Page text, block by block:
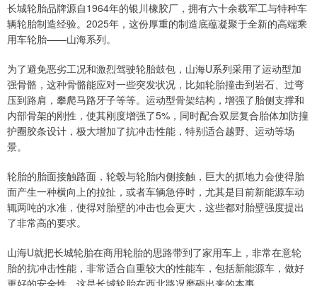
长城轮胎品牌源自1964年的银川橡胶厂，拥有六十余载军工与特种车
辆轮胎制造经验。2025年，这份厚重的制造底蕴凝聚于全新的高端乘
用车轮胎——山海系列。
为了避免恶劣工况和激烈驾驶轮胎鼓包，山海U系列采用了运动型加
强骨骼，这种骨骼能应对一些突发状况，比如轮胎撞击到岩石、过弯
压到路肩，攀爬马路牙子等等。运动型骨架结构，增强了胎侧支撑和
内部骨架的刚性，使其刚度增强了5%，同时配合双层复合胎体加防撞
护圈胶条设计，极大增加了抗冲击性能，特别适合越野、运动等场
景。
轮胎的胎面接触路面，轮毂与轮胎内侧接触，巨大的抓地力会使得胎
面产生一种横向上的拉扯，或者车辆急停时，尤其是目前新能源车动
辄两吨的水准，使得对胎壁的冲击也会更大，这些都对胎壁强度提出
了非常高的要求。
山海U就把长城轮胎在商用轮胎的思路带到了家用车上，非常在意轮
胎的抗冲击性能，非常适合自重较大的性能车，包括新能源车，做好